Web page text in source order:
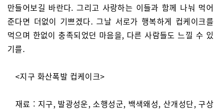
만들어보길 바란다. 그리고 사랑하는 이들과 함께 나눠 먹어
준다면 더없이 기쁘겠다. 그날 서로가 행복하게 컵케이크를
먹으며 한없이 충족되었던 마음을, 다른 사람들도 느낄 수 있
기를.
<지구 화산폭발 컵케이크>
재료 : 지구, 발광성운, 소행성군, 백색왜성, 산개성단, 구상